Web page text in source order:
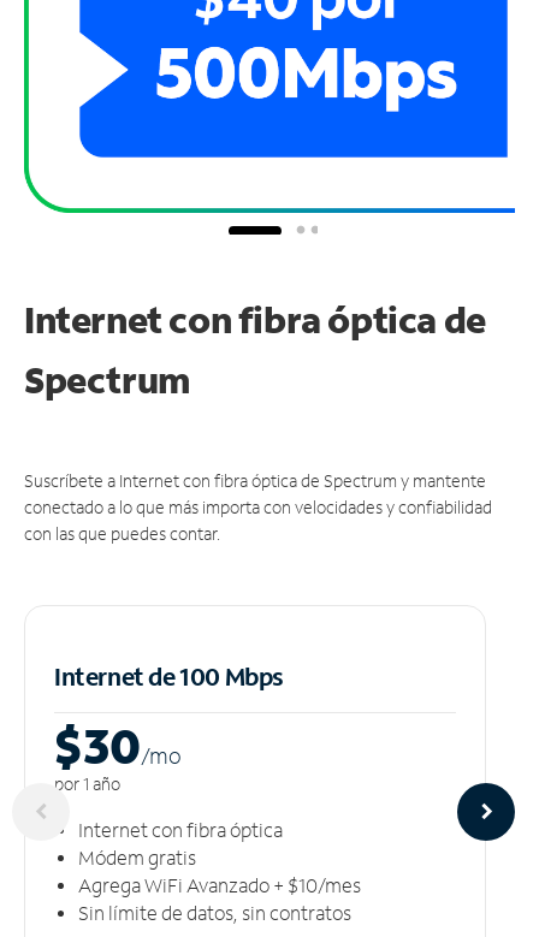
Internet con fibra óptica de
Spectrum
Suscríbete a Internet con fibra óptica de Spectrum y mantente
conectado a lo que más importa con velocidades y confiabilidad
con las que puedes contar.
Internet de 100 Mbps
$30/mo
por 1 año
Internet con fibra óptica
Módem gratis
Agrega WiFi Avanzado + $10/mes
Sin límite de datos, sin contratos